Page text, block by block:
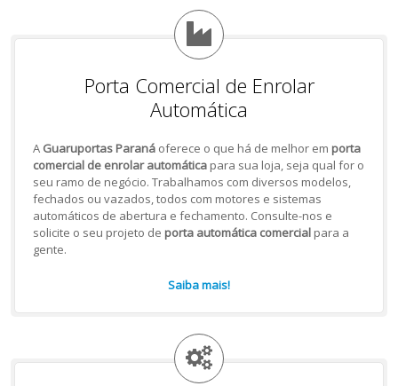
Porta Comercial de Enrolar
Automática
A Guaruportas Paranáoferece o que há de melhor em porta
comercial de enrolar automáticapara sua loja, seja qual for o
seu ramo de negócio. Trabalhamos com diversos modelos,
fechados ou vazados, todos com motores e sistemas
automáticos de abertura e fechamento. Consulte-nos e
solicite o seu projeto de porta automática comercialpara a
gente.
Saiba mais!